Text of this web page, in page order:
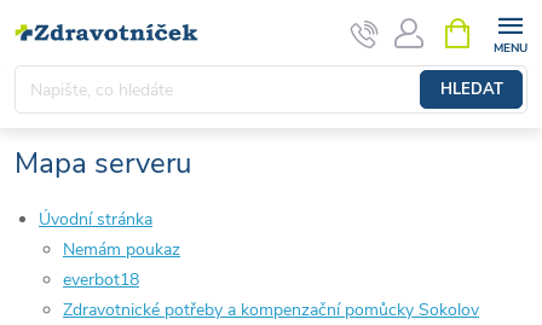
HLEDAT
Mapa serveru
Úvodní stránka
Nemám poukaz
everbot18
Zdravotnické potřeby a kompenzační pomůcky Sokolov